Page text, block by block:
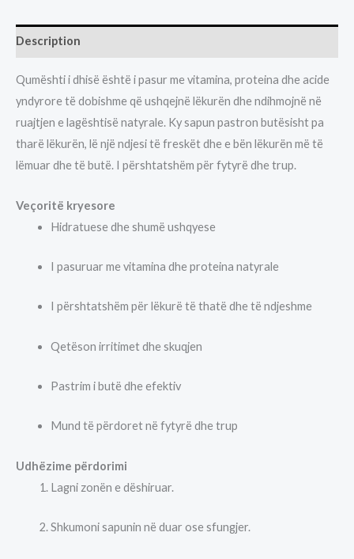
100GR
Description
Qumështi i dhisë është i pasur me vitamina, proteina dhe acide
yndyrore të dobishme që ushqejnë lëkurën dhe ndihmojnë në
ruajtjen e lagështisë natyrale. Ky sapun pastron butësisht pa
tharë lëkurën, lë një ndjesi të freskët dhe e bën lëkurën më të
lëmuar dhe të butë. I përshtatshëm për fytyrë dhe trup.
Veçoritë kryesore
Hidratuese dhe shumë ushqyese
I pasuruar me vitamina dhe proteina natyrale
I përshtatshëm për lëkurë të thatë dhe të ndjeshme
Qetëson irritimet dhe skuqjen
Pastrim i butë dhe efektiv
Mund të përdoret në fytyrë dhe trup
Udhëzime përdorimi
Lagni zonën e dëshiruar.
Shkumoni sapunin në duar ose sfungjer.